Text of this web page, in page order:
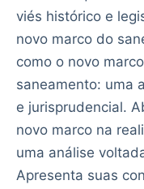
viés histórico e
novo marco do
como o novo
saneamento: uma
e jurisprudencial.
novo marco na
uma análise
Apresenta suas